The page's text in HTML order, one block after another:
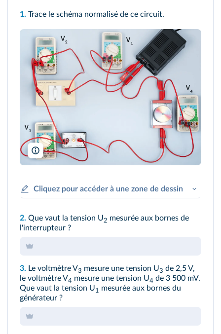
1. Trace le schéma normalisé de ce circuit.
A. Aubert
Cliquez pour accéder à une zone de dessin
2. Que vaut la tension U2 mesurée aux bornes de
l'interrupteur ?
3. Le voltmètre V3 mesure une tension U3 de 2,5 V,
le voltmètre V4 mesure une tension U4 de 3 500 mV.
Que vaut la tension U1 mesurée aux bornes du
générateur ?